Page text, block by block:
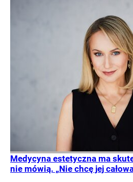
Medycyna estetyczna ma
nie mówią. „Nie chcę jej